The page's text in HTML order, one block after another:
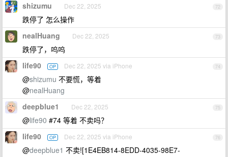
72
shizumu Dec 22, 2025
跌停了 怎么操作
73
nealHuang Dec 22, 2025
跌停了，呜呜
74
life90 OP Dec 22, 2025 via iPhone
@shizumu 不要慌，等着
@nealHuang
75
deepblue1 Dec 22, 2025
@life90 #74 等着 不卖吗？
76
life90 OP Dec 22, 2025 via iPhone
@deepblue1 不卖![1E4EB814-8EDD-4035-98E7-